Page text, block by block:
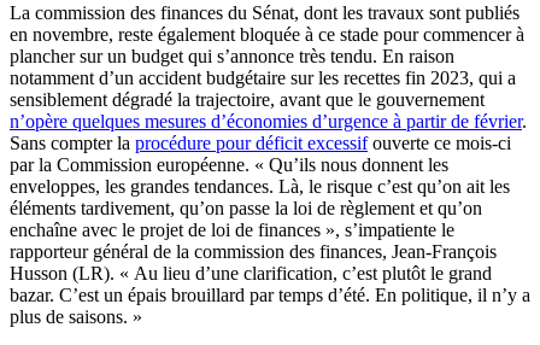
La commission des finances du Sénat, dont les travaux sont publiés
en novembre, reste également bloquée à ce stade pour commencer à
plancher sur un budget qui s’annonce très tendu. En raison
notamment d’un accident budgétaire sur les recettes fin 2023, qui a
sensiblement dégradé la trajectoire, avant que le gouvernement
n’opère quelques mesures d’économies d’urgence à partir de février.
Sans compter la procédure pour déficit excessifouverte ce mois-ci
par la Commission européenne. « Qu’ils nous donnent les
enveloppes, les grandes tendances. Là, le risque c’est qu’on ait les
éléments tardivement, qu’on passe la loi de règlement et qu’on
enchaîne avec le projet de loi de finances », s’impatiente le
rapporteur général de la commission des finances, Jean-François
Husson (LR). « Au lieu d’une clarification, c’est plutôt le grand
bazar. C’est un épais brouillard par temps d’été. En politique, il n’y a
plus de saisons. »